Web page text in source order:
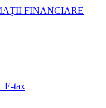
FINANCIARE
E-tax